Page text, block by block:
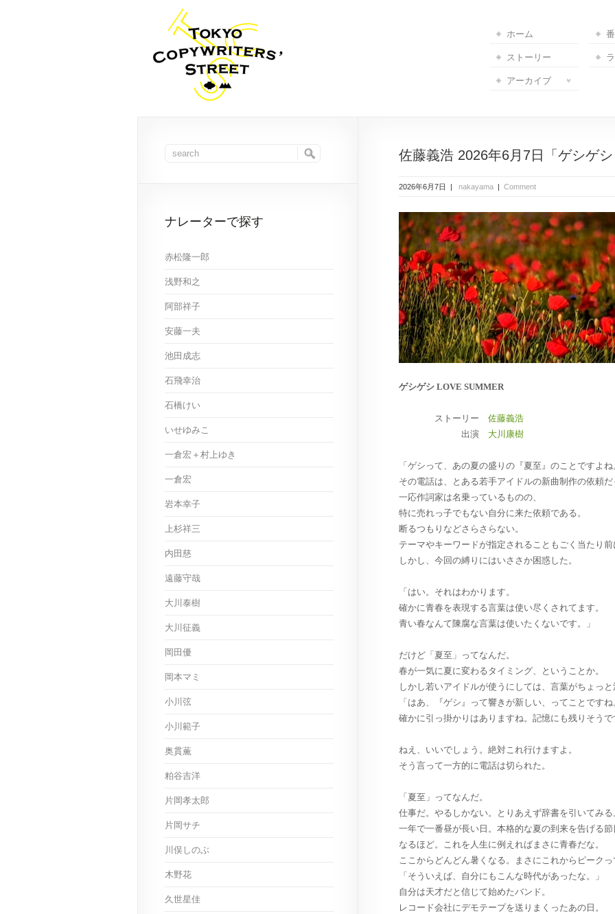
ホーム
ストーリー
アーカイブ
佐藤義浩 2026年6月7日「ゲシゲシ
2026年6月7日 | nakayama | Comment
ゲシゲシ LOVE SUMMER
ストーリー 佐藤義浩
出演 大川康樹
「ゲシって、あの夏の盛りの『夏至』のことですよね
その電話は、とある若手アイドルの新曲制作の依頼だ
一応作詞家は名乗っているものの、
特に売れっ子でもない自分に来た依頼である。
断るつもりなどさらさらない。
テーマやキーワードが指定されることもごく当たり前
しかし、今回の縛りにはいささか困惑した。
「はい。それはわかります。
確かに青春を表現する言葉は使い尽くされてます。
青い春なんて陳腐な言葉は使いたくないです。」
だけど「夏至」ってなんだ。
春が一気に夏に変わるタイミング、ということか。
しかし若いアイドルが使うにしては、言葉がちょっと
「はあ、『ゲシ』って響きが新しい、ってことですね
確かに引っ掛かりはありますね。記憶にも残りそう
ねえ、いいでしょう。絶対これ行けますよ。
そう言って一方的に電話は切られた。
「夏至」ってなんだ。
仕事だ。やるしかない。とりあえず辞書を引いてみる
一年で一番昼が長い日。本格的な夏の到来を告げる節
なるほど。これを人生に例えればまさに青春だな。
ここからどんどん暑くなる。まさにこれからピークっ
「そういえば、自分にもこんな時代があったな。」
自分は天才だと信じて始めたバンド。
レコード会社にデモテープを送りまくったあの日。
ナレーターで探す
赤松隆一郎
浅野和之
阿部祥子
安藤一夫
池田成志
石飛幸治
石橋けい
いせゆみこ
一倉宏＋村上ゆき
一倉宏
岩本幸子
上杉祥三
内田慈
遠藤守哉
大川泰樹
大川征義
岡田優
岡本マミ
小川弦
小川範子
奥貫薫
粕谷吉洋
片岡孝太郎
片岡サチ
川俣しのぶ
木野花
久世星佳